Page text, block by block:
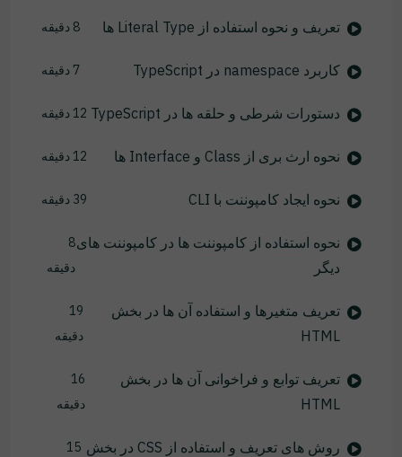
تعریف و نحوه استفاده از Literal Type ها 8 دقیقه
کاربرد namespace در TypeScript 7 دقیقه
دستورات شرطی و حلقه ها در TypeScript 12 دقیقه
نحوه ارث بری از Class و Interface ها 12 دقیقه
نحوه ایجاد کامپوننت با CLI 39 دقیقه
نحوه استفاده از کامپوننت ها در کامپوننت های
دیگر
8
دقیقه
تعریف متغیرها و استفاده آن ها در بخش
HTML
19
دقیقه
تعریف توابع و فراخوانی آن ها در بخش
HTML
16
دقیقه
روش های تعریف و استفاده از CSS در بخش 15